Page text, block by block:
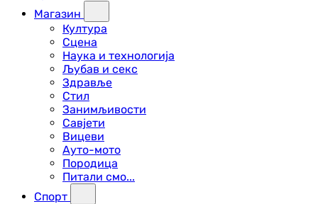
Магазин
Култура
Сцена
Наука и технологија
Љубав и секс
Здравље
Стил
Занимљивости
Савјети
Вицеви
Ауто-мото
Породица
Питали смо...
Спорт